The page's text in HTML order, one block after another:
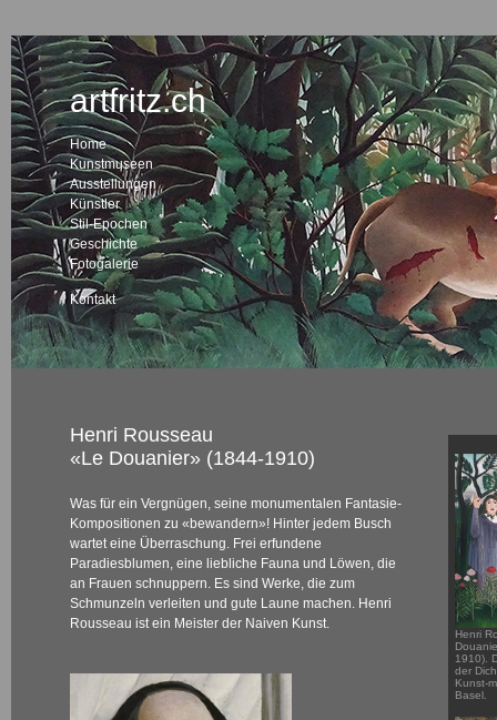
artfritz.ch
Home
Kunstmuseen
Ausstellungen
Künstler
Stil-Epochen
Geschichte
Fotogalerie
Kontakt
Henri Rousseau
«Le Douanier» (1844-1910)
Was für ein Vergnügen, seine monumentalen Fantasie-
Kompositionen zu «bewandern»! Hinter jedem Busch
wartet eine Überraschung. Frei erfundene
Paradiesblumen, eine liebliche Fauna und Löwen, die
an Frauen schnuppern. Es sind Werke, die zum
Schmunzeln verleiten und gute Laune machen. Henri
Rousseau ist ein Meister der Naiven Kunst.
Henri
1910).
der
Kunst-
Basel.